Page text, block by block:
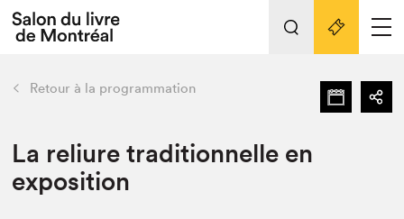
Tout sur l'édition 2022
Actualités
retour Nos activités
Édition 2022
Liens pratiques
Retour à la programmation
La reliure traditionnelle en
exposition